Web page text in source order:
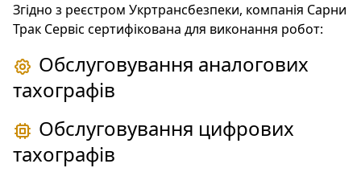
Згідно з реєстром Укртрансбезпеки, компанія Сарни
Трак Сервіс сертифікована для виконання робот:
Обслуговування аналогових
тахографів
Обслуговування цифрових
тахографів